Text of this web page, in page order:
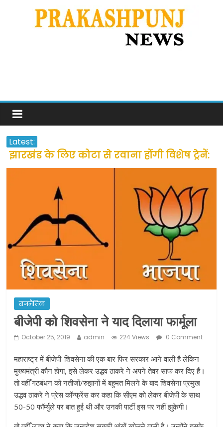
Latest:
झारखंड के लिए कोटा से रवाना होंगी विशेष ट्रेनें:
सीएम हेमंत सोरेन
उत्तराखंड के अन्य राज्यों में फंसे लोगों की जल्द
होगी घर वापसी
प्रवासियों व मजदूरों को दी गई छूट के बाद लोगो
ने कराया पंजीयन: राजस्थान सरकार
शराब और पान की दुकानों को ग्रीन जोन में
खोलने की मिली इजाजत: गृह मंत्रालय
दो हफ्ते के लिए बढ़ाया लॉकडाउन: गृह मंत्रालय
राजनैतिक
बीजेपी को शिवसेना ने याद दिलाया फार्मूला
October 25, 2019 admin 224 Views 0 Comment
महाराष्ट्र में बीजेपी-शिवसेना की एक बार फिर सरकार आने वाली है लेकिन
मुख्यमंत्री कौन होगा, इसे लेकर उद्धव ठाकरे ने अपने तेवर साफ कर दिए हैं।
तो वहीँ गठबंधन को नतीजों/रुझानों में बहुमत मिलने के बाद शिवसेना प्रमुख
उद्धव ठाकरे ने प्रेस कॉन्फ्रेंस कर कहा कि सीएम को लेकर बीजेपी के साथ
50-50 फॉर्म्युले पर बात हुई थी और उनकी पार्टी इस पर नहीं झुकेगी।